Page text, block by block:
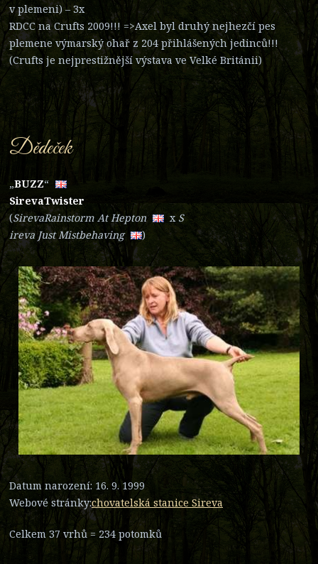
v plemeni) – 3x
RDCC na Crufts 2009!!! =>Axel byl druhý nejhezčí pes
plemene výmarský ohař z 204 přihlášených jedinců!!!
(Crufts je nejprestižnější výstava ve Velké Británii)
Dědeček
„BUZZ“
SirevaTwister
(SirevaRainstorm At Hepton x S
ireva Just Mistbehaving
)
Datum narození: 16. 9. 1999
Webové stránky:chovatelská stanice Sireva
Celkem 37 vrhů = 234 potomků